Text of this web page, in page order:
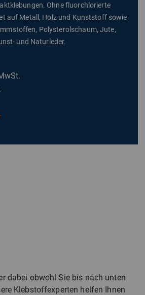
Ohne fluorchlorierte
auf Metall, Holz und Kunststoff sowie
Polysterolschaum, Jute,
und Naturleder.
dabei obwohl Sie bis nach unten
Klebstoffexperten helfen Ihnen